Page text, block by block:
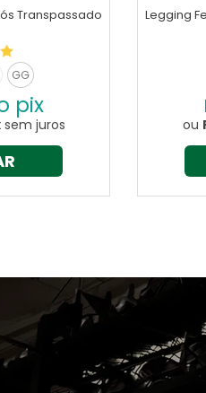
Transpassado
GG
pix
sem juros
Legging
ou